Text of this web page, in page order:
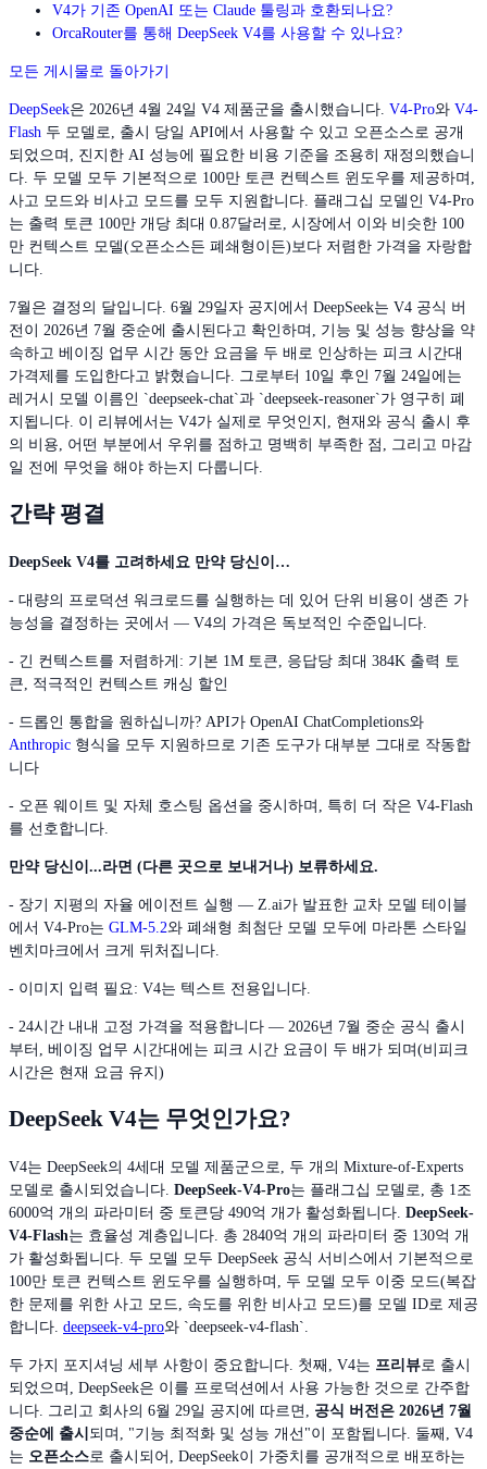
V4가 기존 OpenAI 또는 Claude 툴링과 호환되나요?
OrcaRouter를 통해 DeepSeek V4를 사용할 수 있나요?
모든 게시물로 돌아가기
DeepSeek은 2026년 4월 24일 V4 제품군을 출시했습니다. V4-Pro와 V4-
Flash 두 모델로, 출시 당일 API에서 사용할 수 있고 오픈소스로 공개
되었으며, 진지한 AI 성능에 필요한 비용 기준을 조용히 재정의했습니
다. 두 모델 모두 기본적으로 100만 토큰 컨텍스트 윈도우를 제공하며,
사고 모드와 비사고 모드를 모두 지원합니다. 플래그십 모델인 V4-Pro
는 출력 토큰 100만 개당 최대 0.87달러로, 시장에서 이와 비슷한 100
만 컨텍스트 모델(오픈소스든 폐쇄형이든)보다 저렴한 가격을 자랑합
니다.
7월은 결정의 달입니다. 6월 29일자 공지에서 DeepSeek는 V4 공식 버
전이 2026년 7월 중순에 출시된다고 확인하며, 기능 및 성능 향상을 약
속하고 베이징 업무 시간 동안 요금을 두 배로 인상하는 피크 시간대
가격제를 도입한다고 밝혔습니다. 그로부터 10일 후인 7월 24일에는
레거시 모델 이름인 `deepseek-chat`과 `deepseek-reasoner`가 영구히 폐
지됩니다. 이 리뷰에서는 V4가 실제로 무엇인지, 현재와 공식 출시 후
의 비용, 어떤 부분에서 우위를 점하고 명백히 부족한 점, 그리고 마감
일 전에 무엇을 해야 하는지 다룹니다.
간략 평결
DeepSeek V4를 고려하세요 만약 당신이…
- 대량의 프로덕션 워크로드를 실행하는 데 있어 단위 비용이 생존 가
능성을 결정하는 곳에서 — V4의 가격은 독보적인 수준입니다.
- 긴 컨텍스트를 저렴하게: 기본 1M 토큰, 응답당 최대 384K 출력 토
큰, 적극적인 컨텍스트 캐싱 할인
- 드롭인 통합을 원하십니까? API가 OpenAI ChatCompletions와
Anthropic 형식을 모두 지원하므로 기존 도구가 대부분 그대로 작동합
니다
- 오픈 웨이트 및 자체 호스팅 옵션을 중시하며, 특히 더 작은 V4-Flash
를 선호합니다.
만약 당신이...라면 (다른 곳으로 보내거나) 보류하세요.
- 장기 지평의 자율 에이전트 실행 — Z.ai가 발표한 교차 모델 테이블
에서 V4-Pro는 GLM-5.2와 폐쇄형 최첨단 모델 모두에 마라톤 스타일
벤치마크에서 크게 뒤처집니다.
- 이미지 입력 필요: V4는 텍스트 전용입니다.
- 24시간 내내 고정 가격을 적용합니다 — 2026년 7월 중순 공식 출시
부터, 베이징 업무 시간대에는 피크 시간 요금이 두 배가 되며(비피크
시간은 현재 요금 유지)
DeepSeek V4는 무엇인가요?
V4는 DeepSeek의 4세대 모델 제품군으로, 두 개의 Mixture-of-Experts
모델로 출시되었습니다. DeepSeek-V4-Pro는 플래그십 모델로, 총 1조
6000억 개의 파라미터 중 토큰당 490억 개가 활성화됩니다. DeepSeek-
V4-Flash는 효율성 계층입니다. 총 2840억 개의 파라미터 중 130억 개
가 활성화됩니다. 두 모델 모두 DeepSeek 공식 서비스에서 기본적으로
100만 토큰 컨텍스트 윈도우를 실행하며, 두 모델 모두 이중 모드(복잡
한 문제를 위한 사고 모드, 속도를 위한 비사고 모드)를 모델 ID로 제공
합니다. deepseek-v4-pro와 `deepseek-v4-flash`.
두 가지 포지셔닝 세부 사항이 중요합니다. 첫째, V4는 프리뷰로 출시
되었으며, DeepSeek은 이를 프로덕션에서 사용 가능한 것으로 간주합
니다. 그리고 회사의 6월 29일 공지에 따르면, 공식 버전은 2026년 7월
중순에 출시 되며, "기능 최적화 및 성능 개선"이 포함됩니다. 둘째, V4
는 오픈소스로 출시되어, DeepSeek이 가중치를 공개적으로 배포하는